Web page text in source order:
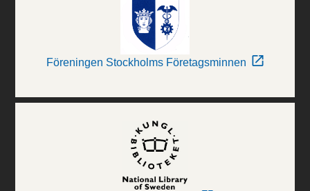
Föreningen Stockholms Företagsminnen